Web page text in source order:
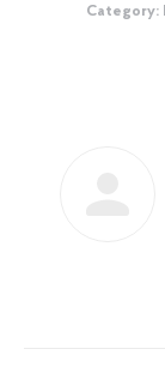
Category: